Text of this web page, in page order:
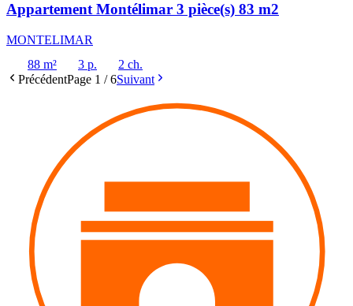
Appartement Montélimar 3 pièce(s) 83 m2
MONTELIMAR
88 m²
3 p.
2 ch.
PrécédentPage 1 /6Suivant